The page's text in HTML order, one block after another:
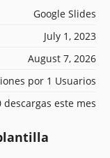
Google Slides
July 1, 2023
August 7, 2026
por 1 Usuarios
descargas este mes